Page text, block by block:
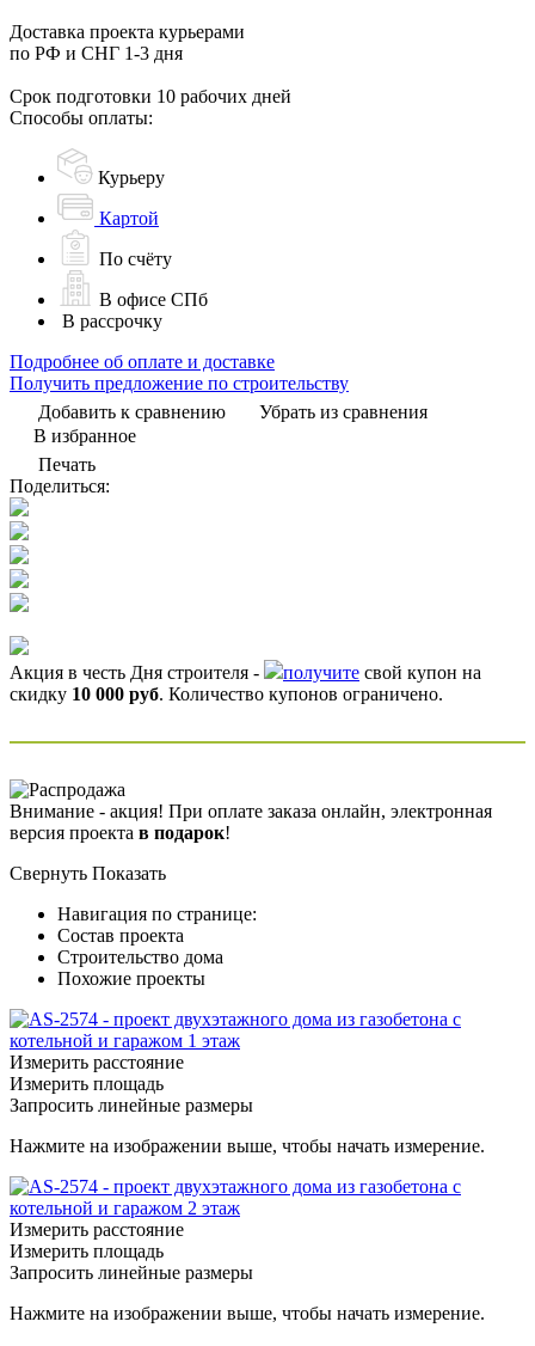
Доставка проекта курьерами
по РФ и СНГ 1-3 дня
Срок подготовки 10 рабочих дней
Способы оплаты:
Курьеру
Картой
По счёту
В офисе СПб
В рассрочку
Подробнее об оплате и доставке
Получить предложение по строительству
Добавить к сравнению
Убрать из сравнения
В избранное
Печать
Поделиться:
Акция в честь Дня строителя - получите свой купон на
скидку 10 000 руб. Количество купонов ограничено.
Внимание - акция! При оплате заказа онлайн, электронная
версия проекта в подарок!
Свернуть Показать
Навигация по странице:
Состав проекта
Строительство дома
Похожие проекты
Измерить расстояние
Измерить площадь
Запросить линейные размеры
Нажмите на изображении выше, чтобы начать измерение.
Измерить расстояние
Измерить площадь
Запросить линейные размеры
Нажмите на изображении выше, чтобы начать измерение.